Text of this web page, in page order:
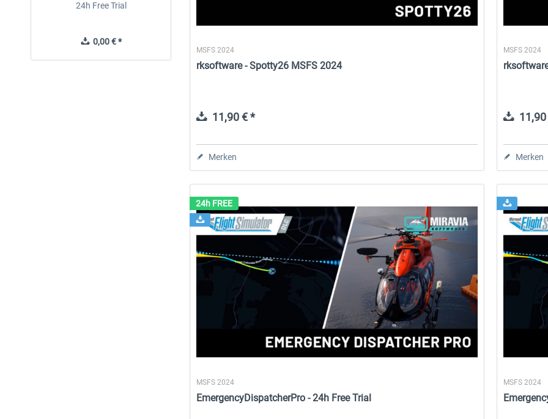
24h Free Trial
0,00 € *
MSFS 2024
rksoftware - Spotty26 MSFS 2024
11,90 € *
Merken
MSFS 2024
Merken
24h FREE
MSFS 2024
EmergencyDispatcherPro - 24h Free Trial
MSFS 2024